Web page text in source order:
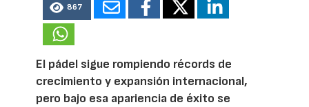
867
El pádel sigue rompiendo récords de
crecimiento y expansión internacional,
pero bajo esa apariencia de éxito se